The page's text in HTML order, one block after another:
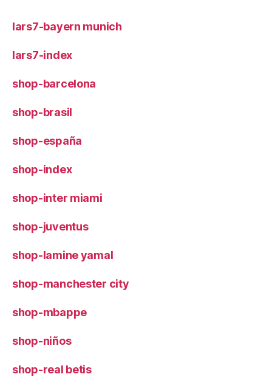
lars7-bayern munich
lars7-index
shop-barcelona
shop-brasil
shop-españa
shop-index
shop-inter miami
shop-juventus
shop-lamine yamal
shop-manchester city
shop-mbappe
shop-niños
shop-real betis